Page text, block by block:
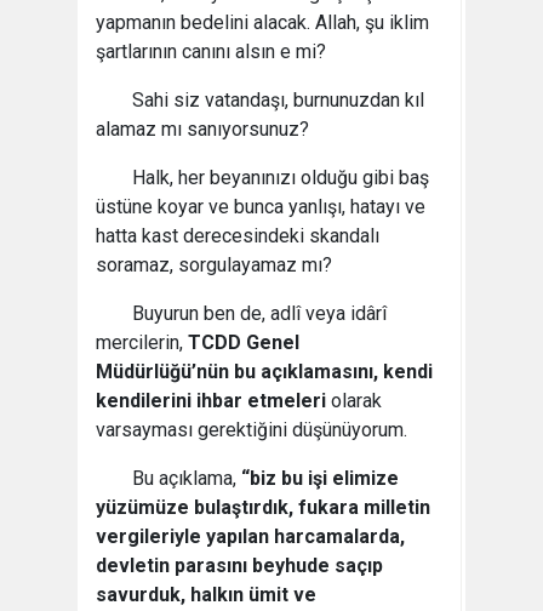
yapmanın bedelini alacak. Allah, şu iklim
şartlarının canını alsın e mi?
Sahi siz vatandaşı, burnunuzdan kıl
alamaz mı sanıyorsunuz?
Halk, her beyanınızı olduğu gibi baş
üstüne koyar ve bunca yanlışı, hatayı ve
hatta kast derecesindeki skandalı
soramaz, sorgulayamaz mı?
Buyurun ben de, adlî veya idârî
mercilerin, TCDD Genel
Müdürlüğü’nün bu açıklamasını, kendi
kendilerini ihbar etmeleri olarak
varsayması gerektiğini düşünüyorum.
Bu açıklama, “biz bu işi elimize
yüzümüze bulaştırdık, fukara milletin
vergileriyle yapılan harcamalarda,
devletin parasını beyhude saçıp
savurduk, halkın ümit ve